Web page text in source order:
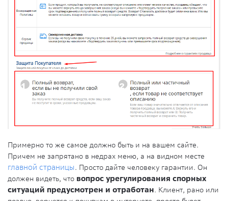
Примерно то же самое должно быть и на вашем сайте.
Причем не запрятано в недрах меню, а на видном месте
главной страницы. Просто дайте человеку гарантии. Он
должен видеть, что вопрос урегулирования спорных
ситуаций предусмотрен и отработан. Клиент, рано или